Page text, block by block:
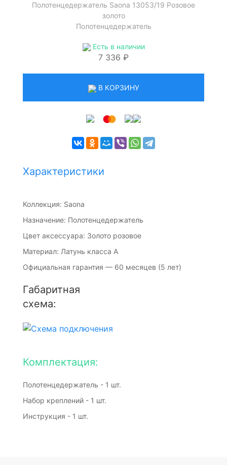
Полотенцедержатель Saona 13053/19 Розовое
золото
Полотенцедержатель
Есть в наличии
7 336 ₽
В КОРЗИНУ
Характеристики
Коллекция: Saona
Назначение: Полотенцедержатель
Цвет аксессуара: Золото розовое
Материал: Латунь класса А
Официальная гарантия — 60 месяцев (5 лет)
Габаритная
схема:
Комплектация:
Полотенцедержатель - 1 шт.
Набор креплений - 1 шт.
Инструкция - 1 шт.